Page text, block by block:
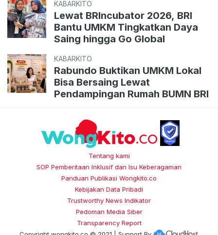
KABARKITO
Lewat BRIncubator 2026, BRI
Bantu UMKM Tingkatkan Daya
Saing hingga Go Global
KABARKITO
Rabundo Buktikan UMKM Lokal
Bisa Bersaing Lewat
Pendampingan Rumah BUMN BRI
Tentang kami
SOP Pemberitaan Inklusif dan Isu Keberagaman
Panduan Publikasi Wongkito.co
Kebijakan Data Pribadi
Trustworthy News Indikator
Pedoman Media Siber
Transparency Report